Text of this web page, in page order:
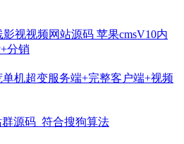
视视频网站源码 苹果cmsV10内
分销
机超变服务端+完整客户端+视频
源码_符合搜狗算法